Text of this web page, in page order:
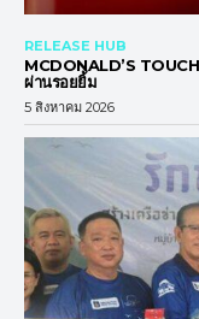
RELEASE HUB
MCDONALD’S
ผ่านรอยยิ้ม
5 สิงหาคม 2026